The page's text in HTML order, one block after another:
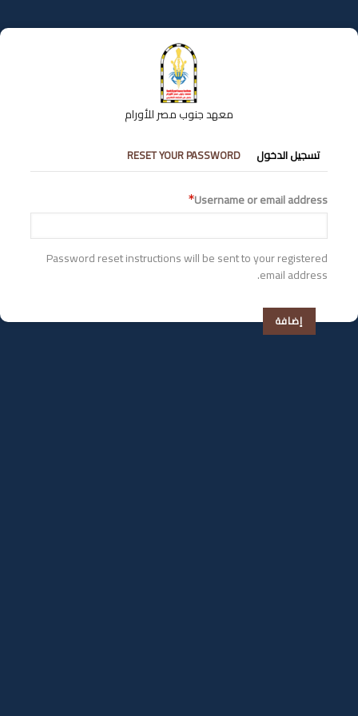
إلى
المحتوى
معهد جنوب مصر للأورام
التبويبات
الأساسية
تسجيل الدخول RESET YOUR PASSWORD
Username or email address
Password reset instructions will be sent to your registered
email address.